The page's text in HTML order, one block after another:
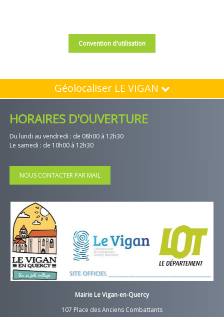
Convention d'utilisation
Géolocaliser LE VIGAN
HORAIRES D'OUVERTURE
Du lundi au vendredi : de 08h00 à 12h30
Le samedi : de 10h00 à 12h30
NOUS CONTACTER PAR MAIL
Mairie Le Vigan-en-Quercy
107 Place des Anciens Combattants